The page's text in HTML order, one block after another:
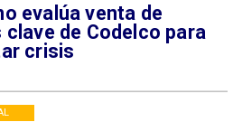
evalúa venta de
de Codelco para
crisis